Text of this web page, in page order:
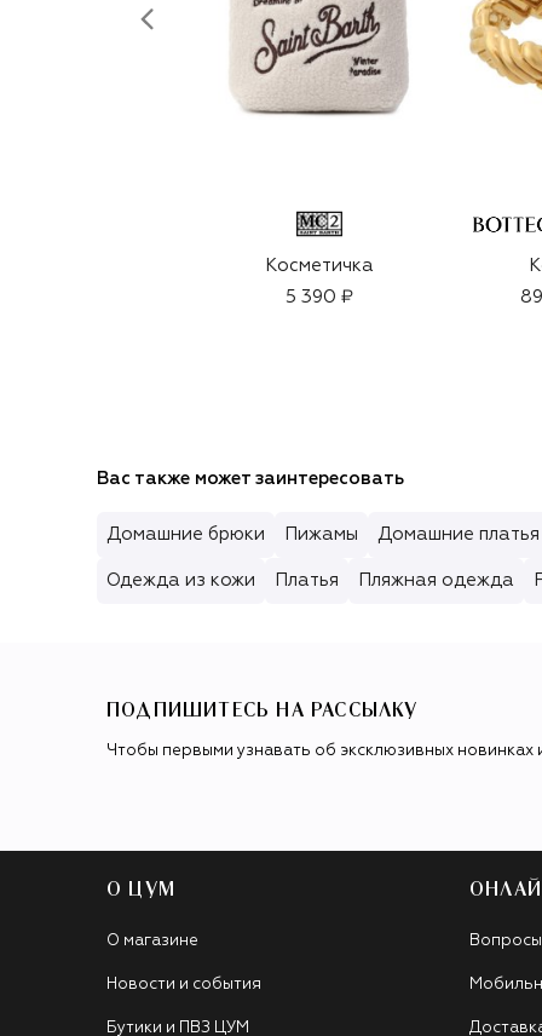
Косметичка
5 390 ₽
Вас также может заинтересовать
Домашние брюки Пижамы Домашние платья
Одежда из кожи Платья Пляжная одежда
ПОДПИШИТЕСЬ НА РАССЫЛКУ
Чтобы первыми узнавать об эксклюзивных новинках
О ЦУМ
О магазине
Новости и события
Бутики и ПВЗ ЦУМ